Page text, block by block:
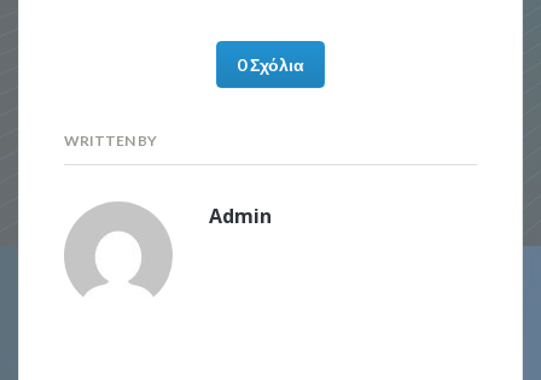
0 Σχόλια
WRITTEN BY
Admin